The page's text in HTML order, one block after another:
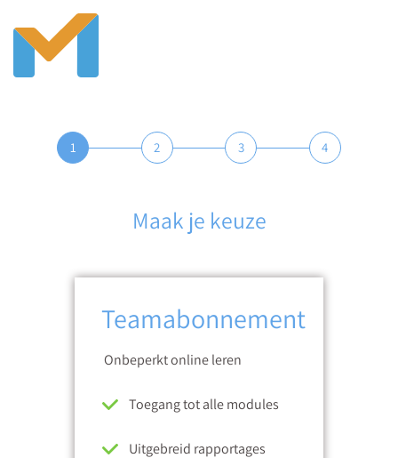
1 2 3 4
Maak je keuze
Teamabonnement
Onbeperkt online leren
Toegang tot alle modules
Uitgebreid rapportages